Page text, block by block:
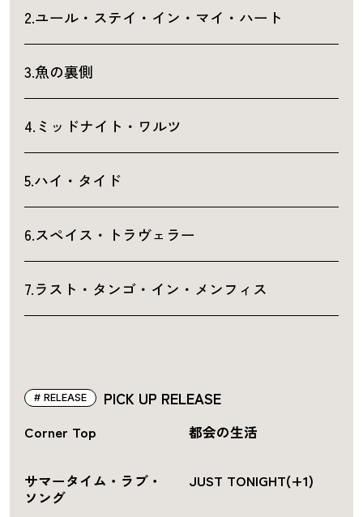
2.ユール・ステイ・イン・マイ・ハート
3.魚の裏側
4.ミッドナイト・ワルツ
5.ハイ・タイド
6.スペイス・トラヴェラー
7.ラスト・タンゴ・イン・メンフィス
PICK UP RELEASE
RELEASE
Corner Top 都会の生活
サマータイム・ラブ・
ソング
JUST TONIGHT(+1)